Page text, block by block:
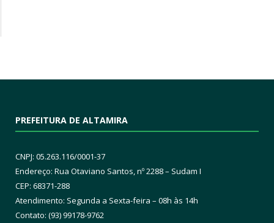
PREFEITURA DE ALTAMIRA
CNPJ: 05.263.116/0001-37
Endereço: Rua Otaviano Santos, nº 2288 – Sudam I
CEP: 68371-288
Atendimento: Segunda a Sexta-feira – 08h às 14h
Contato: (93) 99178-9762